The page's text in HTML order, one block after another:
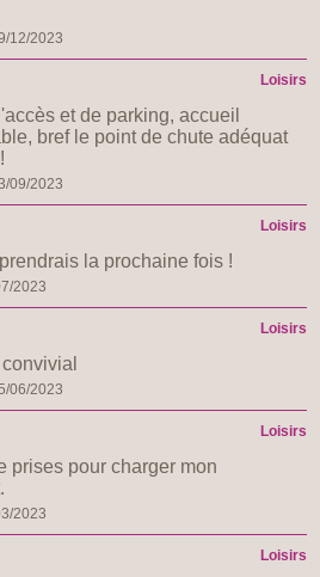
12/2023
Loisirs
et de parking, accueil
bref le point de chute adéquat
09/2023
Loisirs
la prochaine fois !
2023
Loisirs
06/2023
Loisirs
prises pour charger mon
2023
Loisirs